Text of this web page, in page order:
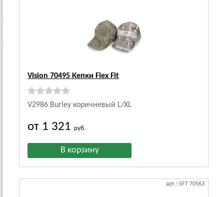
Vision 70495 Кепки Flex Fit
V2986 Burley коричневый L/XL
от 1 321 руб.
арт.: SFT 70563